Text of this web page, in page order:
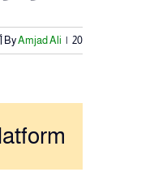
ByAmjad Ali | 20 أكتوبر، 2024